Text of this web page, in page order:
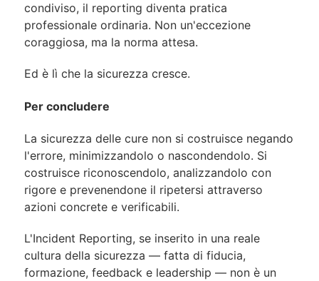
condiviso, il reporting diventa pratica
professionale ordinaria. Non un'eccezione
coraggiosa, ma la norma attesa.
Ed è lì che la sicurezza cresce.
Per concludere
La sicurezza delle cure non si costruisce negando
l'errore, minimizzandolo o nascondendolo. Si
costruisce riconoscendolo, analizzandolo con
rigore e prevenendone il ripetersi attraverso
azioni concrete e verificabili.
L'Incident Reporting, se inserito in una reale
cultura della sicurezza — fatta di fiducia,
formazione, feedback e leadership — non è un